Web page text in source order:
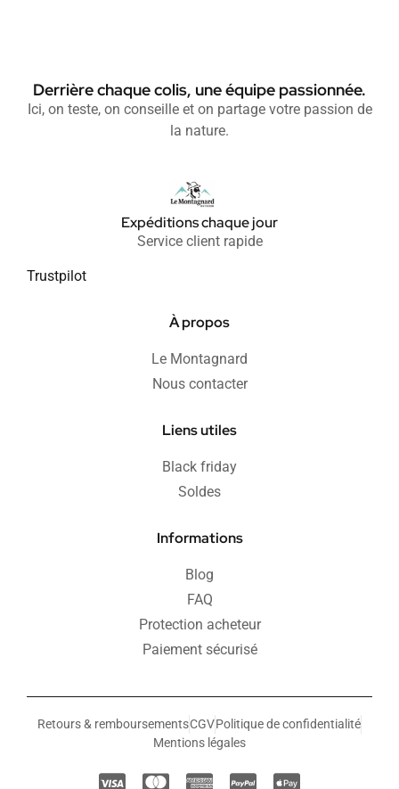
Derrière chaque colis, une équipe passionnée.
Ici, on teste, on conseille et on partage votre passion de
la nature.
Expéditions chaque jour
Service client rapide
Trustpilot
À propos
Le Montagnard
Nous contacter
Liens utiles
Black friday
Soldes
Informations
Blog
FAQ
Protection acheteur
Paiement sécurisé
Retours & remboursementsCGVPolitique de confidentialité
Mentions légales